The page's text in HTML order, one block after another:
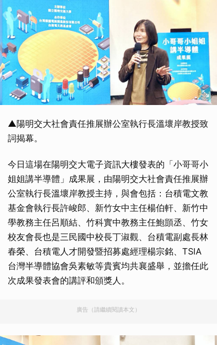
▲陽明交大社會責任推展辦公室執行長溫壞岸教授致
詞揭幕。
今日這場在陽明交大電子資訊大樓發表的「小哥哥小
姐姐講半導體」成果展，由陽明交大社會責任推展辦
公室執行長溫壞岸教授主持，與會包括：台積電文教
基金會執行長許峻郎、新竹女中主任楊伯軒、新竹中
學教務主任呂順結、竹科實中教務主任鮑顗丞、竹女
校友會長也是三民國中校長丁淑觀、台積電副處長林
春榮、台積電人才開發暨招募處經理楊宗銘、TSIA
台灣半導體協會吳素敏等貴賓均共襄盛舉，並擔任此
次成果發表會的講評和頒獎人。
廣告（請繼續閱讀本文）